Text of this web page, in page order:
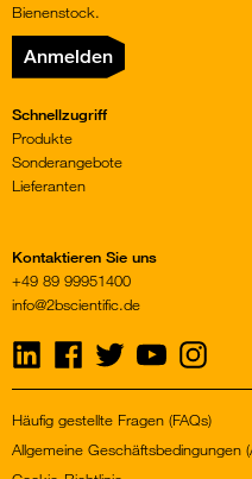
Bienenstock.
Anmelden
Schnellzugriff
Produkte
Sonderangebote
Lieferanten
Kontaktieren Sie uns
+49 89 99951400
info@2bscientific.de
Visit
us
on
Visit
on
Visit
us
on
Visit
us
on
Visit
us
on
Häufig gestellte Fragen (FAQs)
Allgemeine Geschäftsbedingungen